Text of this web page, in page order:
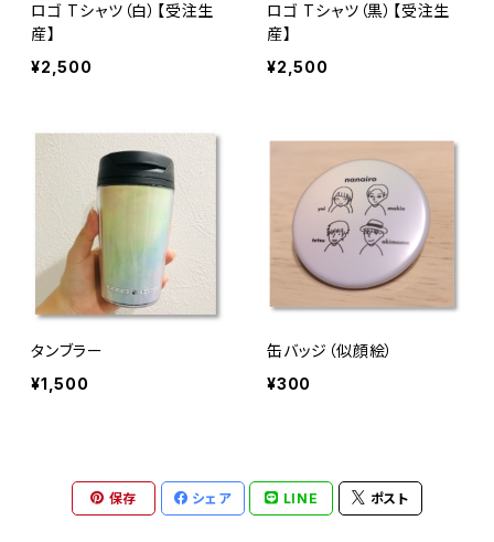
ロゴ Tシャツ（白）【受注生
産】
¥2,500
ロゴ Tシャツ（黒）【受注生
産】
¥2,500
タンブラー
¥1,500
缶バッジ（似顔絵）
¥300
保存 シェア LINE ポスト